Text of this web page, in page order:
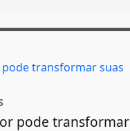
pode transformar